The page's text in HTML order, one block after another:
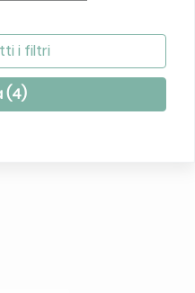
i filtri
(4)